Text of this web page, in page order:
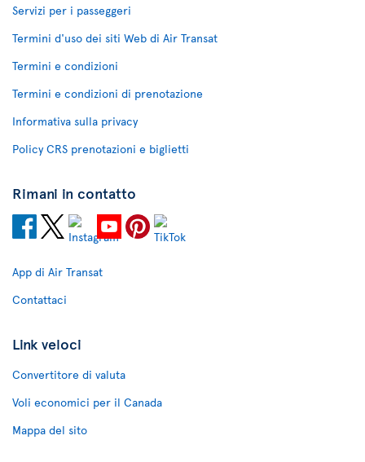
Servizi per i passeggeri
Termini d'uso dei siti Web di Air Transat
Termini e condizioni
Termini e condizioni di prenotazione
Informativa sulla privacy
Policy CRS prenotazioni e biglietti
Rimani in contatto
App di Air Transat
Contattaci
Link veloci
Convertitore di valuta
Voli economici per il Canada
Mappa del sito